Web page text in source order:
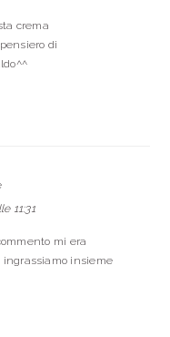
crema
di
11:31
mi era
ingrassiamo insieme